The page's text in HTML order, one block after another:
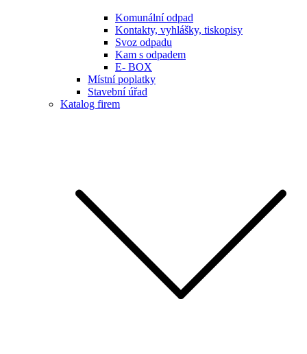
Komunální odpad
Kontakty, vyhlášky, tiskopisy
Svoz odpadu
Kam s odpadem
E- BOX
Místní poplatky
Stavební úřad
Katalog firem